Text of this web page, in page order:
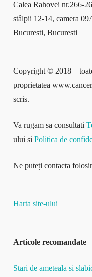
Calea Rahovei nr.266-
stâlpii 12-14, camera
Bucuresti, Bucuresti
Copyright © 2018 –
proprietatea
scris.
Va rugam sa consultati
ului si Politica de
Ne puteți contacta
Harta site-ului
Articole recomandate
Stari de ameteala si